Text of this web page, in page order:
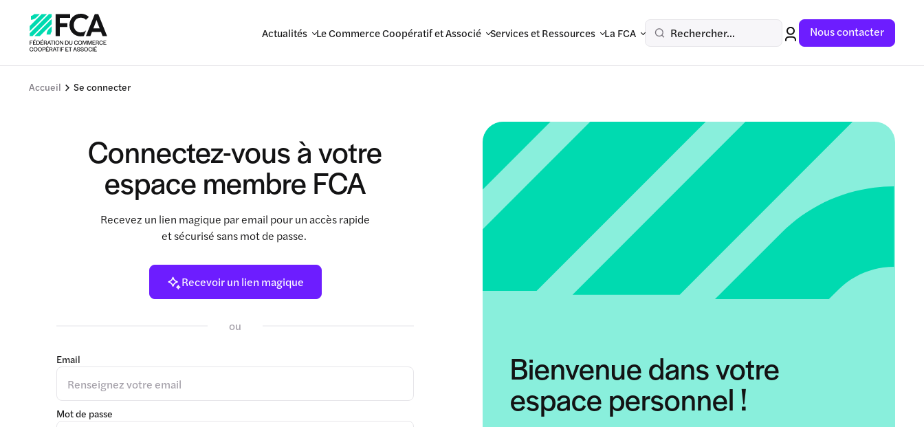
Actualités Le Commerce Coopératif et Associé Services et Ressources La FCA Rechercher... Nous contacter
Accueil Se connecter
Connectez-vous à votre
espace membre FCA
Recevez un lien magique par email pour un accès rapide
et sécurisé sans mot de passe.
Recevoir un lien magique
ou
Email
Mot de passe
Bienvenue dans votre
espace personnel !